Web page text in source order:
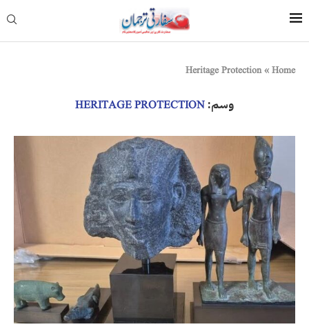
Home
»
Heritage Protection
وسم: HERITAGE PROTECTION